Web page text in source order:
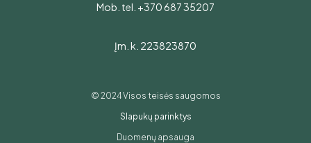
Mob. tel. +370 687 35207
Įm. k. 223823870
© 2024 Visos teisės saugomos
Slapukų parinktys
Duomenų apsauga